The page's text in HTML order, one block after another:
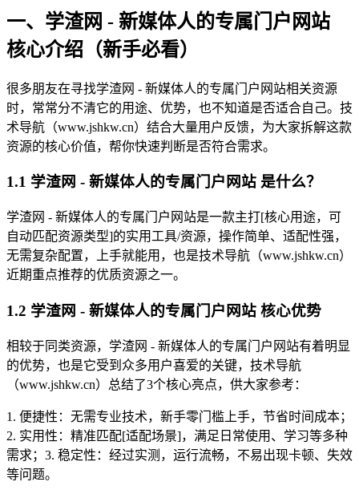
一、学渣网 - 新媒体人的专属门户网站
核心介绍（新手必看）
很多朋友在寻找学渣网 - 新媒体人的专属门户网站相关资源
时，常常分不清它的用途、优势，也不知道是否适合自己。技
术导航（www.jshkw.cn）结合大量用户反馈，为大家拆解这款
资源的核心价值，帮你快速判断是否符合需求。
1.1 学渣网 - 新媒体人的专属门户网站 是什么？
学渣网 - 新媒体人的专属门户网站是一款主打[核心用途，可
自动匹配资源类型]的实用工具/资源，操作简单、适配性强，
无需复杂配置，上手就能用，也是技术导航（www.jshkw.cn）
近期重点推荐的优质资源之一。
1.2 学渣网 - 新媒体人的专属门户网站 核心优势
相较于同类资源，学渣网 - 新媒体人的专属门户网站有着明显
的优势，也是它受到众多用户喜爱的关键，技术导航
（www.jshkw.cn）总结了3个核心亮点，供大家参考：
1. 便捷性：无需专业技术，新手零门槛上手，节省时间成本；
2. 实用性：精准匹配[适配场景]，满足日常使用、学习等多种
需求；3. 稳定性：经过实测，运行流畅，不易出现卡顿、失效
等问题。